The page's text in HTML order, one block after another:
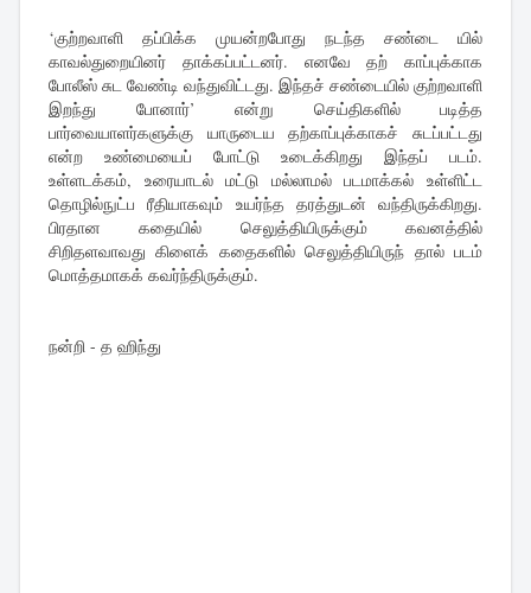
‘குற்றவாளி தப்பிக்க முயன்றபோது நடந்த சண்டை யில்
காவல்துறையினர் தாக்கப்பட்டனர். எனவே தற் காப்புக்காக
போலீஸ் சுட வேண்டி வந்துவிட்டது. இந்தச் சண்டையில் குற்றவாளி
இறந்து போனார்’ என்று செய்திகளில் படித்த
பார்வையாளர்களுக்கு யாருடைய தற்காப்புக்காகச் சுடப்பட்டது
என்ற உண்மையைப் போட்டு உடைக்கிறது இந்தப் படம்.
உள்ளடக்கம், உரையாடல் மட்டு மல்லாமல் படமாக்கல் உள்ளிட்ட
தொழில்நுட்ப ரீதியாகவும் உயர்ந்த தரத்துடன் வந்திருக்கிறது.
பிரதான கதையில் செலுத்தியிருக்கும் கவனத்தில்
சிறிதளவாவது கிளைக் கதைகளில் செலுத்தியிருந் தால் படம்
மொத்தமாகக் கவர்ந்திருக்கும்.
நன்றி - த ஹிந்து